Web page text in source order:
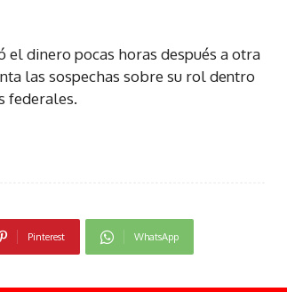
el dinero pocas horas después a otra
las sospechas sobre su rol dentro
federales.
Pinterest WhatsApp